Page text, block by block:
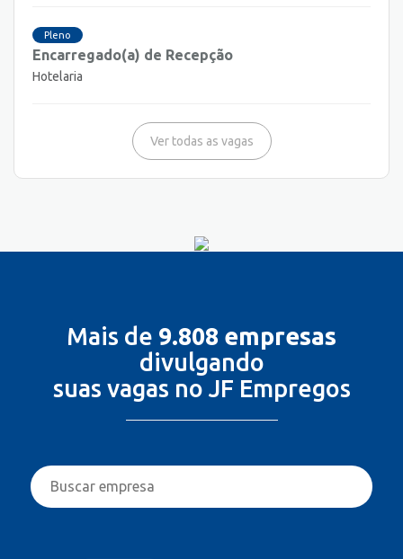
Pleno
Encarregado(a) de Recepção
Hotelaria
Ver todas as vagas
Mais de 9.808 empresas
divulgando
suas vagas no JF Empregos